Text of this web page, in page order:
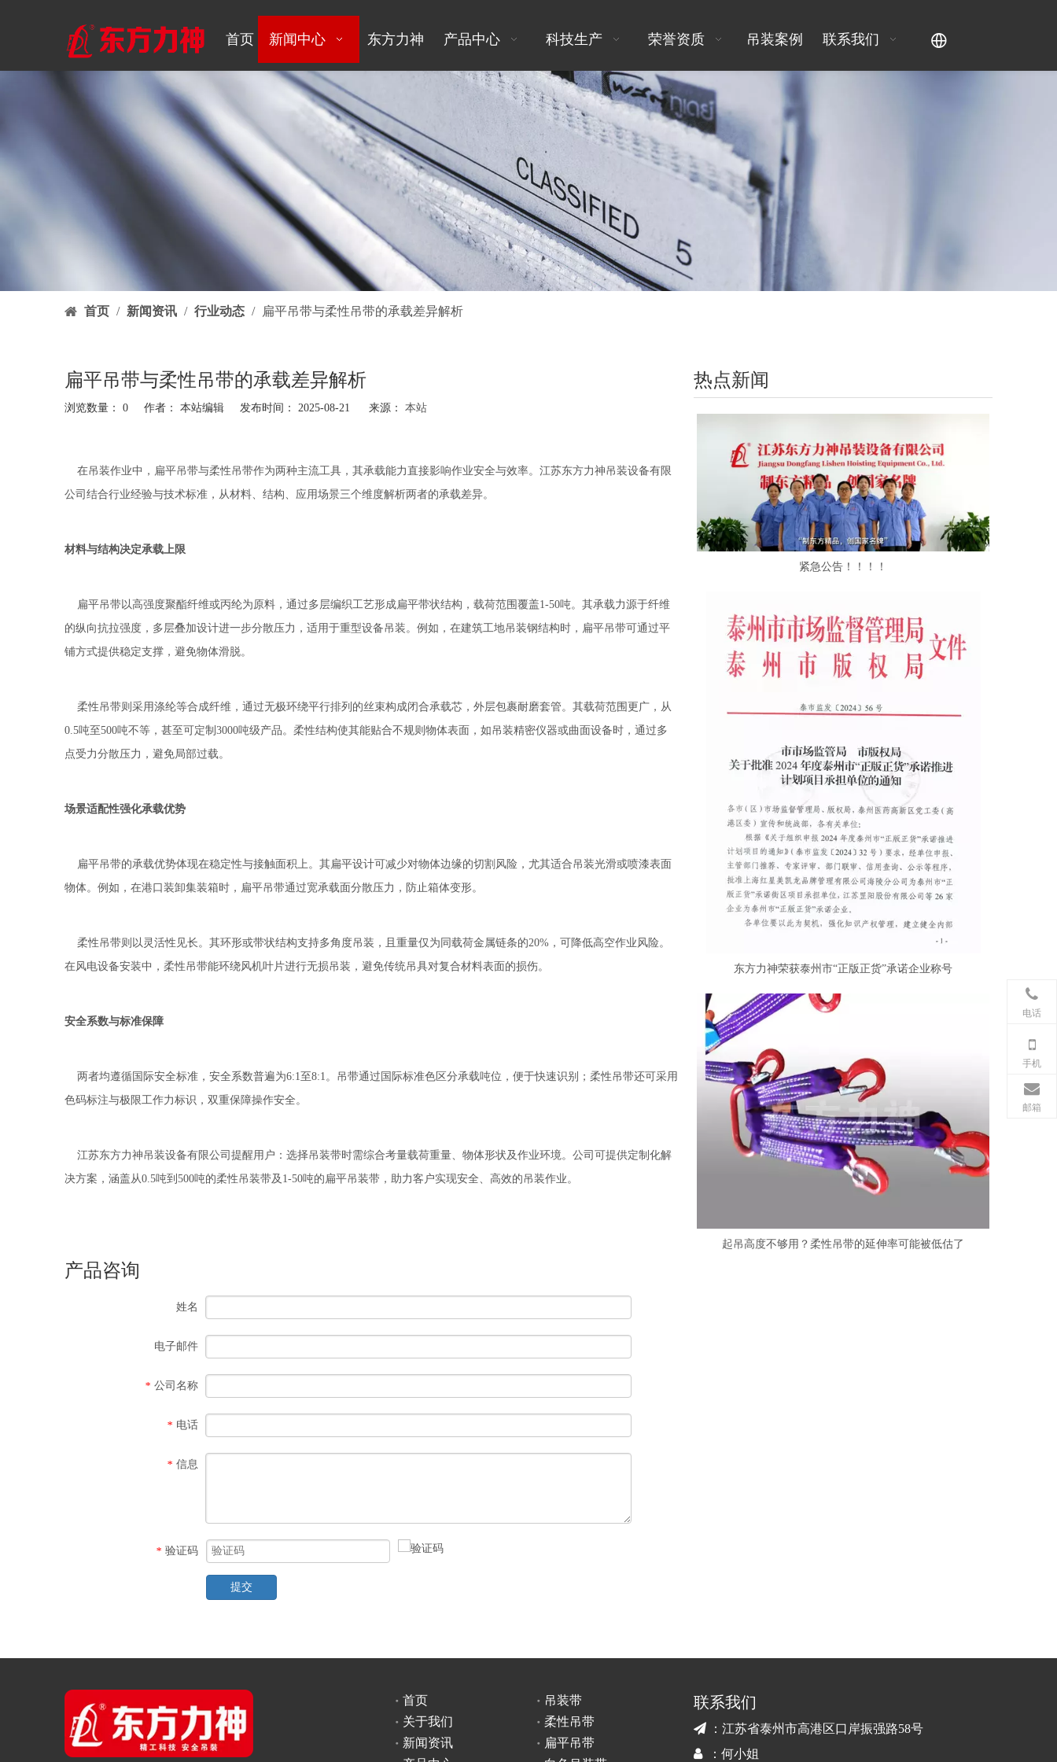
首页 新闻中心 东方力神 产品中心 科技生产 荣誉资质 吊装案例 联系我们
首页 / 新闻资讯 / 行业动态 / 扁平吊带与柔性吊带的承载差异解析
扁平吊带与柔性吊带的承载差异解析
浏览数量： 0 作者： 本站编辑 发布时间： 2025-08-21 来源： 本站
在吊装作业中， 扁平吊带与柔性吊带作为两种主流工具，其承载能力直接影响作业安全与效率。江苏东方力神吊装设备有限
公司结合行业经验与技术标准，从材料、结构、应用场景三个维度解析两者的承载差异。
材料与结构决定承载上限
扁平吊带以高强度聚酯纤维或丙纶为原料，通过多层编织工艺形成扁平带状结构，载荷范围覆盖1-50吨。其承载力源于纤维
的纵向抗拉强度，多层叠加设计进一步分散压力，适用于重型设备吊装。例如，在建筑工地吊装钢结构时，扁平吊带可通过平
铺方式提供稳定支撑，避免物体滑脱。
柔性吊带则采用涤纶等合成纤维，通过无极环绕平行排列的丝束构成闭合承载芯，外层包裹耐磨套管。其载荷范围更广，从
0.5吨至500吨不等，甚至可定制3000吨级产品。柔性结构使其能贴合不规则物体表面，如吊装精密仪器或曲面设备时，通过多
点受力分散压力，避免局部过载。
场景适配性强化承载优势
扁平吊带的承载优势体现在稳定性与接触面积上。其扁平设计可减少对物体边缘的切割风险，尤其适合吊装光滑或喷漆表面
物体。例如，在港口装卸集装箱时，扁平吊带通过宽承载面分散压力，防止箱体变形。
柔性吊带则以灵活性见长。其环形或带状结构支持多角度吊装，且重量仅为同载荷金属链条的20%，可降低高空作业风险。
在风电设备安装中，柔性吊带能环绕风机叶片进行无损吊装，避免传统吊具对复合材料表面的损伤。
安全系数与标准保障
两者均遵循国际安全标准，安全系数普遍为6:1至8:1。吊带通过国际标准色区分承载吨位，便于快速识别；柔性吊带还可采用
色码标注与极限工作力标识，双重保障操作安全。
江苏东方力神吊装设备有限公司提醒用户：选择吊装带时需综合考量载荷重量、物体形状及作业环境。公司可提供定制化解
决方案，涵盖从0.5吨到500吨的柔性吊装带及1-50吨的扁平吊装带，助力客户实现安全、高效的吊装作业。
产品咨询
姓名
电子邮件
* 公司名称
* 电话
* 信息
* 验证码
提交
热点新闻
紧急公告！！！！
东方力神荣获泰州市“正版正货”承诺企业称号
起吊高度不够用？柔性吊带的延伸率可能被低估了
电话
手机
邮箱
首页
关于我们
新闻资讯
吊装带
柔性吊带
扁平吊带
联系我们
 ：江苏省泰州市高港区口岸振强路58号
：何小姐